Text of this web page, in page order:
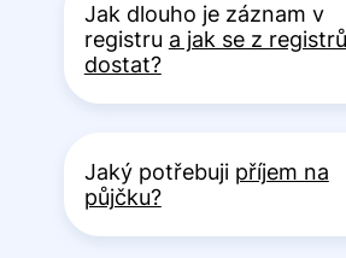
Jak dlouho je záznam v
registru a jak se z registrů
dostat?
Jaký potřebuji příjem na
půjčku?